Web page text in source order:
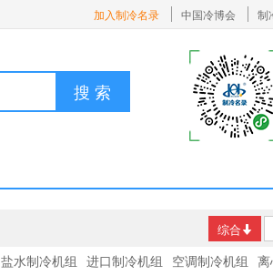
加入制冷名录 中国冷博会 制
搜 索
综合
盐水制冷机组 进口制冷机组 空调制冷机组